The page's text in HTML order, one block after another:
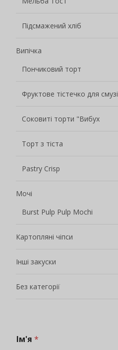
Підсмажений хліб
Випічка
Пончиковий торт
Фруктове тістечко для смузі
Соковиті торти "Вибух
Торт з тіста
Pastry Crisp
Мочі
Burst Pulp Pulp Mochi
Картопляні чіпси
Інші закуски
Без категорії
Ім'я *